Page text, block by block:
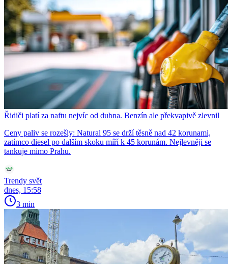
Řidiči platí za naftu nejvíc od dubna. Benzín ale překvapivě zlevnil
Ceny paliv se rozešly: Natural 95 se drží těsně nad 42 korunami,
zatímco diesel po dalším skoku míří k 45 korunám. Nejlevněji se
tankuje mimo Prahu.
Trendy svět
dnes, 15:58
3 min